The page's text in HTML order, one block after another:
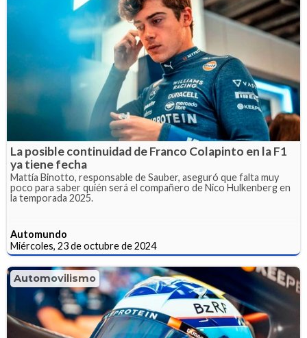
La posible continuidad de Franco Colapinto en la F1
ya tiene fecha
Mattía Binotto, responsable de Sauber, aseguró que falta muy
poco para saber quién será el compañero de Nico Hulkenberg en
la temporada 2025.
Automundo
Miércoles, 23 de octubre de 2024
Automovilismo